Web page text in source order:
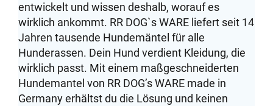
entwickelt und wissen deshalb, worauf es
wirklich ankommt. RR DOG`s WARE liefert seit 14
Jahren tausende Hundemäntel für alle
Hunderassen. Dein Hund verdient Kleidung, die
wirklich passt. Mit einem maßgeschneiderten
Hundemantel von RR DOG’s WARE made in
Germany erhältst du die Lösung und keinen